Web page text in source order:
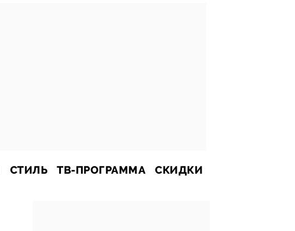
СТИЛЬ ТВ-ПРОГРАММА СКИДКИ